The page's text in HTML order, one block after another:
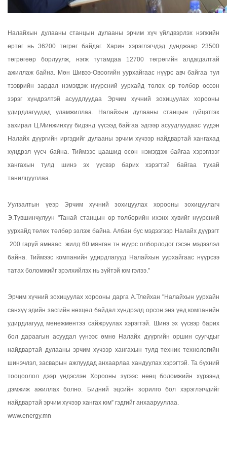
Налайхын дулааны станцын дулааны эрчим хүч үйлдвэрлэх нэгжийн
өртөг нь 36200 төгрөг байдаг. Харин хэрэглэгчдэд дунджаар 23500
төгрөгөөр борлуулж, нэгж тутамдаа 12700 төгрөгийн алдагдалтай
ажиллаж байна. Мөн Шивээ-Овоогийн уурхайгаас нүүрс авч байгаа тул
тээврийн зардал нэмэгдэж нүүрсний уурхайд төлөх өр төлбөр өссөн
зэрэг хүндрэлтэй асуудлуудаа Эрчим хүчний зохицуулах хорооны
удирдлагуудад уламжиллаа. Налайхын дулааны станцын гүйцэтгэх
захирал Ц.Минжинхүү бидэнд үүсээд байгаа эдгээр асуудлуудаас үүдэн
Налайх дүүргийн иргэдийг дулааны эрчим хүчээр найдвартай хангахад
хүндрэл үүсч байна. Тиймээс цаашид өсөн нэмэгдэж байгаа хэрэглээг
хангахын тулд шинэ эх үүсвэр барих хэрэгтэй байгаа тухай
танилцууллаа.
Уулзалтын үеэр Эрчим хүчний зохицуулах хорооны зохицуулагч
Э.Түвшинчулуун "Танай станцын өр төлбөрийн ихэнх хувийг нүүрсний
уурхайд төлөх төлбөр эзлэж байна. Албан бус мэдээгээр Налайх дүүрэгт
200 гаруй амнаас жилд 60 мянган тн нүүрс олборлодог гэсэн мэдээлэл
байна. Тиймээс компанийн удирдлагууд Налайхын уурхайгаас нүүрсээ
татах боломжийг эрэлхийлэх нь зүйтэй юм гэлээ.”
Эрчим хүчний зохицуулах хорооны дарга А.Тлейхан "Налайхын уурхайн
санхүү эдийн засгийн нөхцөл байдал хүндрэлд орсон энэ үед компанийн
удирдлагууд менежментээ сайжруулах хэрэгтэй. Шинэ эх үүсвэр барих
бол дараагын асуудал үүнээс өмнө Налайх дүүргийн оршин суугчдыг
найдвартай дулааны эрчим хүчээр хангахын тулд техник технологийн
шинэчлэл, засварын ажлуудад анхаарлаа хандуулах хэрэгтэй. Та бүхний
тооцоолол дээр үндэслэн Хорооны зүгээс нөөц боломжийн хүрээнд
дэмжиж ажиллах болно. Бидний эцсийн зорилго бол хэрэглэгчдийг
найдвартай эрчим хүчээр хангах юм” гэдгийг анхаарууллаа.
www.energy.mn